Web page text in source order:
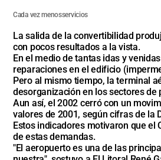
Cada vez menosservicios
La salida de la convertibilidad
con pocos resultados a la vista.
En el medio de tantas idas y
reparaciones en el edificio
Pero al mismo tiempo, la terminal
desorganización en los sectores
Aun así, el 2002 cerró con un
valores de 2001, según cifras de la
Estos indicadores motivaron que
de estas demandas.
"El aeropuerto es una de las